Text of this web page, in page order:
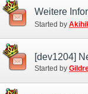
Started by
Started by